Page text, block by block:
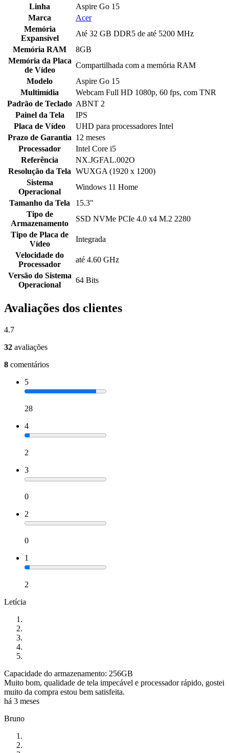
Linha
Aspire Go 15
Marca
Acer
Memória
Expansível
Até 32 GB DDR5 de até 5200 MHz
Memória RAM
8GB
Memória da Placa
de Vídeo
Compartilhada com a memória RAM
Modelo
Aspire Go 15
Multimídia
Webcam Full HD 1080p, 60 fps, com TNR
Padrão de Teclado ABNT 2
Painel da Tela
IPS
Placa de Vídeo
UHD para processadores Intel
Prazo de Garantia 12 meses
Processador
Intel Core i5
Referência
NX.JGFAL.002O
Resolução da Tela WUXGA (1920 x 1200)
Sistema
Operacional
Windows 11 Home
Tamanho da Tela
15.3"
Tipo de
Armazenamento
SSD NVMe PCIe 4.0 x4 M.2 2280
Tipo de Placa de
Vídeo
Integrada
Velocidade do
Processador
até 4.60 GHz
Versão do Sistema
Operacional
64 Bits
Avaliações dos clientes
4.7
32 avaliações
8 comentários
5
28
4
2
3
0
2
0
1
2
Letícia
Capacidade do armazenamento: 256GB
Muito bom, qualidade de tela impecável e processador rápido, gostei
muito da compra estou bem satisfeita.
há 3 meses
Bruno